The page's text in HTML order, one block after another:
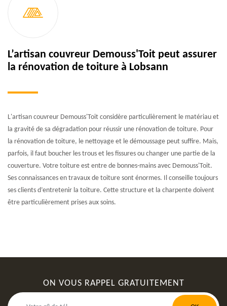
L’artisan couvreur Demouss'Toit peut assurer
la rénovation de toiture à Lobsann
L'artisan couvreur Demouss'Toit considère particulièrement le matériau et
la gravité de sa dégradation pour réussir une rénovation de toiture. Pour
la rénovation de toiture, le nettoyage et le démoussage peut suffire. Mais,
parfois, il faut boucher les trous et les fissures ou changer une partie de la
couverture. Votre toiture est entre de bonnes-mains avec Demouss'Toit.
Ses connaissances en travaux de toiture sont énormes. Il conseille toujours
ses clients d’entretenir la toiture. Cette structure et la charpente doivent
être particulièrement prises aux soins.
ON VOUS RAPPEL GRATUITEMENT